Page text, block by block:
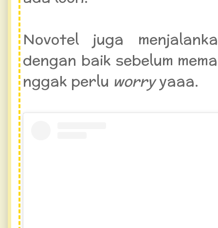
Novotel juga
dengan baik sebelum
nggak perlu worryyaaa.